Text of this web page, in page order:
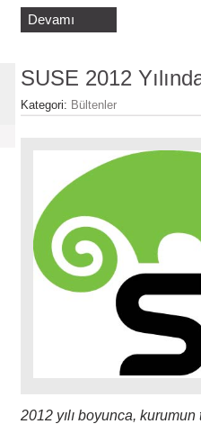
Devamı
SUSE 2012
Kategori: Bültenler
2012 yılı boyunca,